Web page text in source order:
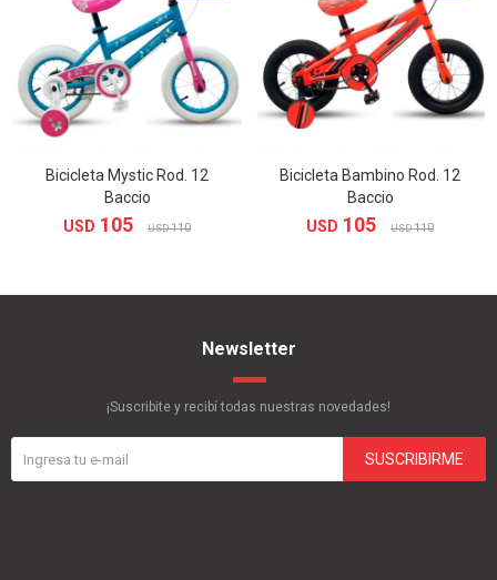
Bicicleta Mystic Rod. 12
Baccio
USD 105 USD 110
Bicicleta Bambino Rod. 12
Baccio
USD 105 USD 110
Newsletter
¡Suscribite y recibí todas nuestras novedades!
SUSCRIBIRME